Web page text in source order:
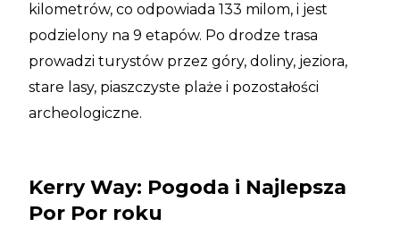
kilometrów, co odpowiada 133 milom, i jest
podzielony na 9 etapów. Po drodze trasa
prowadzi turystów przez góry, doliny, jeziora,
stare lasy, piaszczyste plaże i pozostałości
archeologiczne.
Kerry Way: Pogoda i Najlepsza
Por Por roku